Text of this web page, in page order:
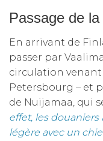
Passage de
En arrivant de
passer par
circulation venant
Petersbourg – et
de Nuijamaa, qui
effet, les
légère avec un